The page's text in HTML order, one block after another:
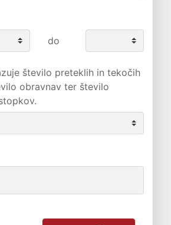
do
število preteklih in tekočih
obravnav ter število